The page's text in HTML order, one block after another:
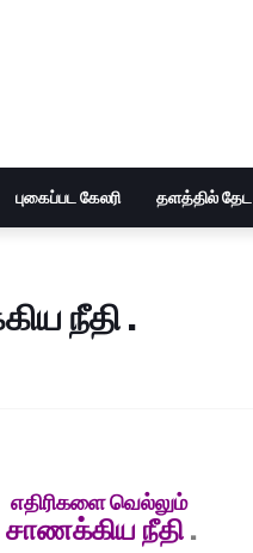
புகைப்பட கேலரி தளத்தில் தேட
நீதி .
எதிரிகளை வெல்லும்
சாணக்கிய நீதி.